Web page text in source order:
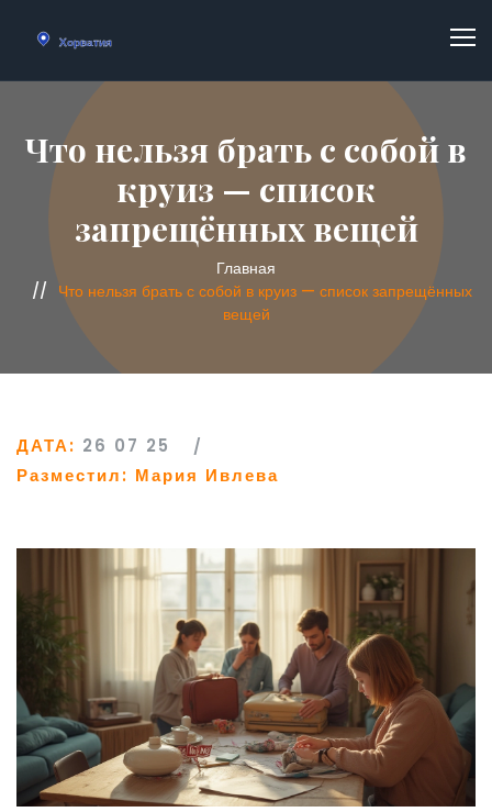
Что нельзя брать с собой в
круиз — список
запрещённых вещей
Главная
Что нельзя брать с собой в круиз — список запрещённых
вещей
ДАТА: 26 07 25
Разместил: Мария Ивлева